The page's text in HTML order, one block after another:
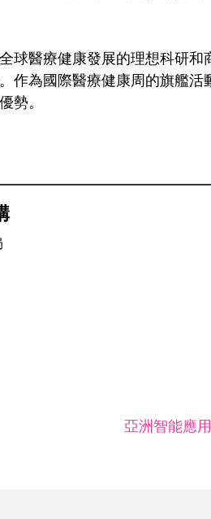
球醫療健康發展的理想科研和
為國際醫療健康周的旗艦活
勢。
亞洲智能應